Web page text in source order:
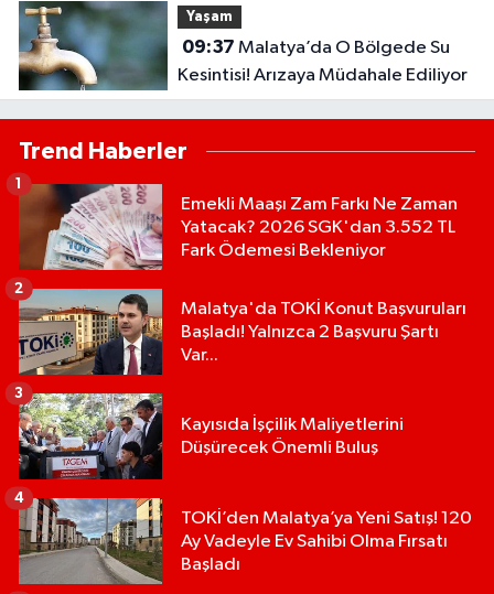
Yaşam
09:37
Kesintisi! Arızaya Müdahale Ediliyor
Trend Haberler
Emekli Maaşı Zam Farkı Ne Zaman
Yatacak? 2026 SGK'dan 3.552 TL
Fark Ödemesi Bekleniyor
1
Malatya'da TOKİ Konut Başvuruları
Başladı! Yalnızca 2 Başvuru Şartı
Var...
2
Kayısıda İşçilik Maliyetlerini
Düşürecek Önemli Buluş
3
TOKİ’den Malatya’ya Yeni Satış! 120
Ay Vadeyle Ev Sahibi Olma Fırsatı
Başladı
4